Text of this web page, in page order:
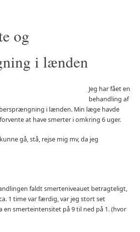
og
i lænden
Jeg har fået en
behandling af
i lænden. Min læge havde
at have smerter i omkring 6 uger.
gå, stå, rejse mig mv, da jeg
faldt smerteniveauet betragteligt,
1 time var færdig, var jeg stort set
en smerteintensitet på 9 til ned på 1. (hvor